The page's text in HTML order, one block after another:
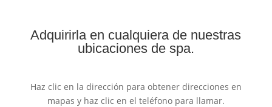
Adquirirla en cualquiera de nuestras
ubicaciones de spa.
Haz clic en la dirección para obtener direcciones en
mapas y haz clic en el teléfono para llamar.